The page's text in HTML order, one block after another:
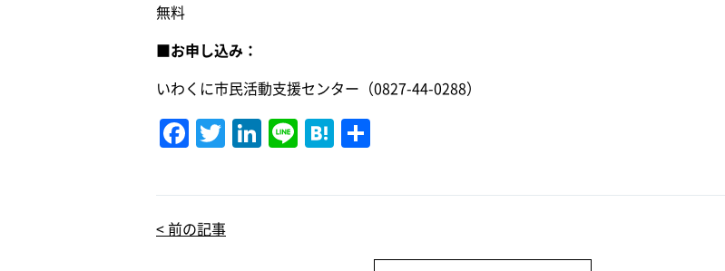
無料
■お申し込み：
いわくに市民活動支援センター（0827-44-0288）
F
a
c
e
b
T
w
it
te
r
Li
n
k
Li
n
e
H
at
e
< 前の記事